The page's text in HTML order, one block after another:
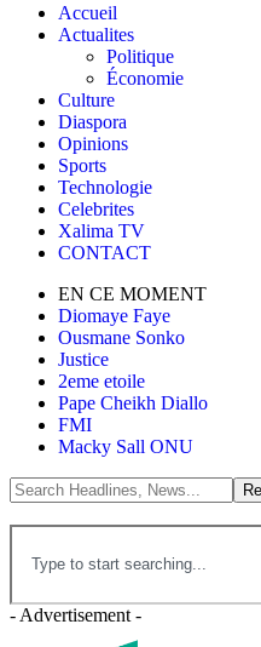
Accueil
Actualites
Politique
Économie
Culture
Diaspora
Opinions
Sports
Technologie
Celebrites
Xalima TV
CONTACT
EN CE MOMENT
Diomaye Faye
Ousmane Sonko
Justice
2eme etoile
Pape Cheikh Diallo
FMI
Macky Sall ONU
- Advertisement -